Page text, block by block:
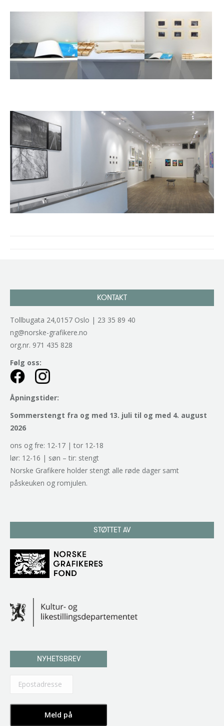
KONTAKT
Tollbugata 24,0157 Oslo | 23 35 89 40
ng@norske-grafikere.no
org.nr. 971 435 828
Følg oss:
Åpningstider:
Sommerstengt fra og med 13. juli til og med 4. august
2026
ons og fre: 12-17 | tor 12-18
lør: 12-16 | søn – tir: stengt
Norske Grafikere holder stengt alle røde dager samt
påskeuken og romjulen.
STØTTET AV
NYHETSBREV